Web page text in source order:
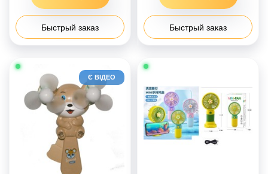
Быстрый заказ Быстрый заказ
Є ВІДЕО